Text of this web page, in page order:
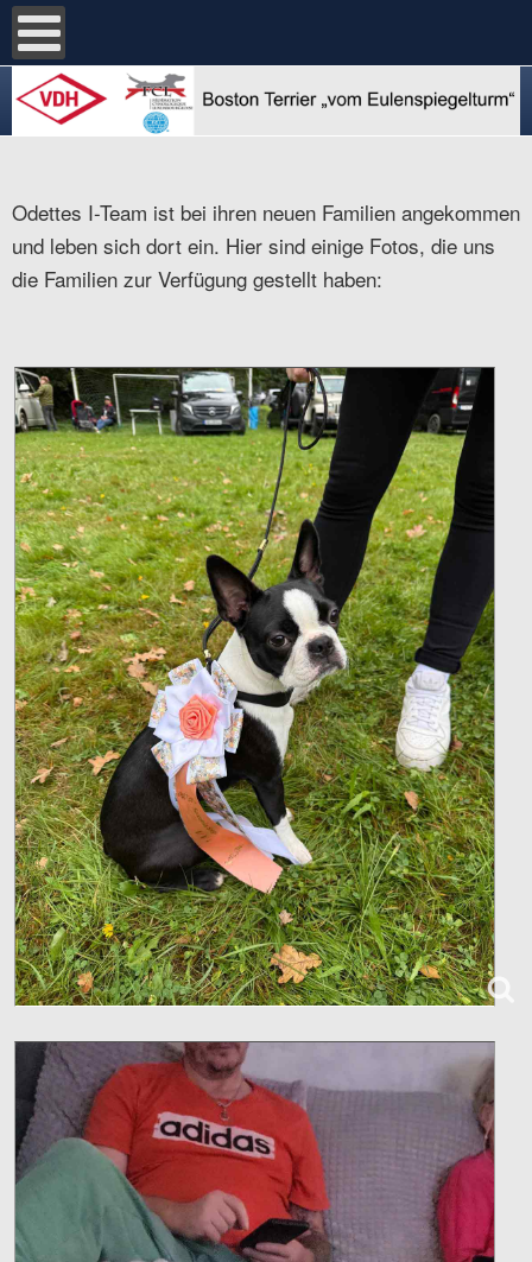
Odettes I-Team ist bei ihren neuen Familien angekommen
und leben sich dort ein. Hier sind einige Fotos, die uns
die Familien zur Verfügung gestellt haben: